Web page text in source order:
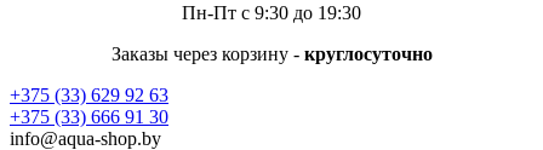
Пн-Пт с 9:30 до 19:30
Заказы через корзину - круглосуточно
+375 (33) 629 92 63
+375 (33) 666 91 30
info@aqua-shop.by